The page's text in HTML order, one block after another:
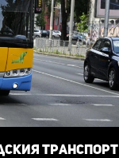
транспорт